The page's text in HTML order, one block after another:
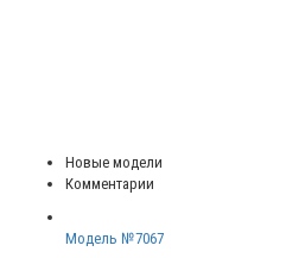
Новые модели
Комментарии
Модель №7067